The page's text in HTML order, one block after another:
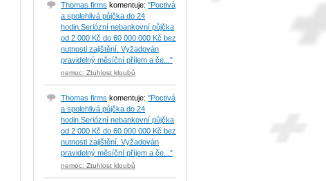
Thomas firms komentuje: "Poctivá
a spolehlivá půjčka do 24
hodin.Seriózní nebankovní půjčka
od 2 000 Kč do 60 000 000 Kč bez
nutnosti zajištění. Vyžadován
pravidelný měsíční příjem a če..."
nemoc: Ztuhlost kloubů
Thomas firms komentuje: "Poctivá
a spolehlivá půjčka do 24
hodin.Seriózní nebankovní půjčka
od 2 000 Kč do 60 000 000 Kč bez
nutnosti zajištění. Vyžadován
pravidelný měsíční příjem a če..."
nemoc: Ztuhlost kloubů